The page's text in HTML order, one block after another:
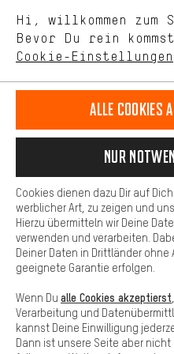
Deutsch
DE english
EN
VERTRAG WIDERRUFEN
Datenschutz
Hinweisgebersystem
Cookie-
Alle Preise verstehen sich in
Versandkostenfür
Hi, willkommen zum
Bevor Du rein
Cookie-Einstellungen
selbst Einfluss auf die
unseres Shop-Angebots.
Dein Shopping-Erlebnis
stellen wir Verknüpfungen
können wir dir weitere
Verfügung stellen. Zudem
Services zu nutzen, die es
finden. Beispielsweise
Fragen schnell und
Basis
Basis-Cookies
grundsätzlich nutzen
Alle Cookies
Nur
Cookies dienen dazu Dir auf
werblicher Art, zu zeigen und
Hierzu übermitteln wir Deine
verwenden und verarbeiten.
Deiner Daten in Drittländer
geeignete Garantie erfolgen.
Wenn Du alle Cookies akzeptierst
Verarbeitung und
kannst Deine Einwilligung
Dann ist unsere Seite aber